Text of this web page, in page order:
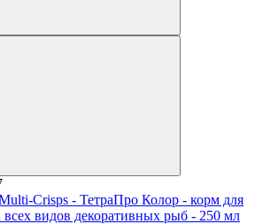
Crisps - ТетраПро Колор - корм для
всех видов декоративных рыб - 250 мл